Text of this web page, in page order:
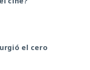
el cero